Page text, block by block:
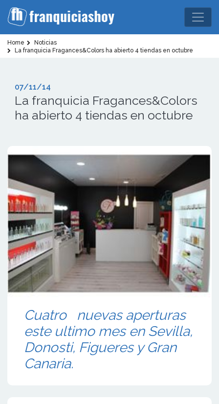
Home
Noticias
La franquicia Fragances&Colors ha abierto 4 tiendas en octubre
07/11/14
La franquicia Fragances&Colors
ha abierto 4 tiendas en octubre
Cuatro nuevas aperturas
este ultimo mes en Sevilla,
Donosti, Figueres y Gran
Canaria.